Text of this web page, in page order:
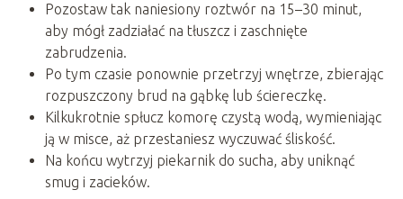
Pozostaw tak naniesiony roztwór na 15–30 minut,
aby mógł zadziałać na tłuszcz i zaschnięte
zabrudzenia.
Po tym czasie ponownie przetrzyj wnętrze, zbierając
rozpuszczony brud na gąbkę lub ściereczkę.
Kilkukrotnie spłucz komorę czystą wodą, wymieniając
ją w misce, aż przestaniesz wyczuwać śliskość.
Na końcu wytrzyj piekarnik do sucha, aby uniknąć
smug i zacieków.